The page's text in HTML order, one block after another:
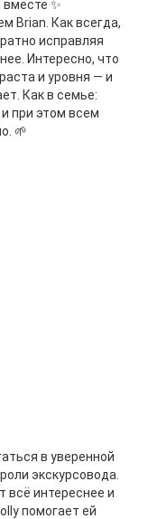
✨
Brian. Как всегда,
исправляя
Интересно, что
и уровня — и
Как в семье:
при этом всем
🌱
в уверенной
экскурсовода.
всё интереснее и
помогает ей